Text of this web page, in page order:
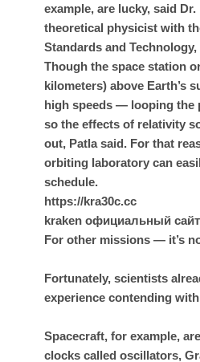
example, are lucky, said
theoretical physicist with
Standards and
Though the space station
kilometers) above Earth’s
high speeds — looping the
so the effects of relativity
out, Patla said. For that
orbiting laboratory can
schedule.
https://kra30c.cc
kraken официальный сайт
For other missions — it’s
Fortunately, scientists
experience contending
Spacecraft, for example,
clocks called oscillators,